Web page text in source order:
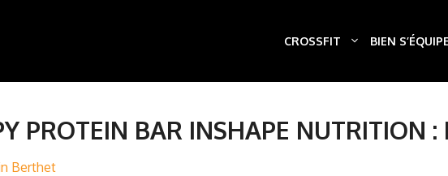
CROSSFIT BIEN
PROTEIN BAR INSHAPE NUTRITION
Berthet